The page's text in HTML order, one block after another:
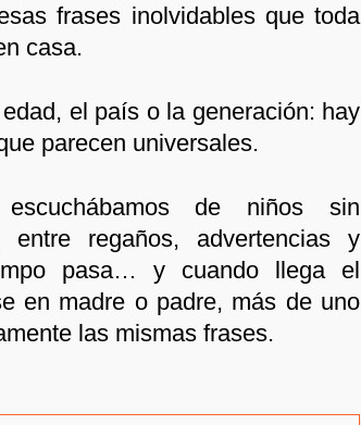
frases inolvidables que toda
casa.
el país o la generación: hay
parecen universales.
de niños sin
entre regaños, advertencias y
pasa… y cuando llega el
en madre o padre, más de uno
las mismas frases.